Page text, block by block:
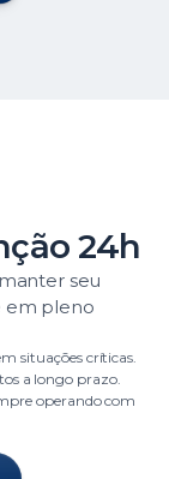
24h
seu
em pleno
situações críticas.
a longo prazo.
operando com